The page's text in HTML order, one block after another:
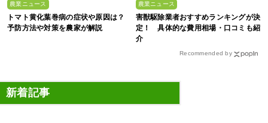
農業ニュース
トマト黄化葉巻病の症状や原因は？
予防方法や対策を農家が解説
農業ニュース
害獣駆除業者おすすめランキングが決
定！ 具体的な費用相場・口コミも紹
介
Recommended by
新着記事